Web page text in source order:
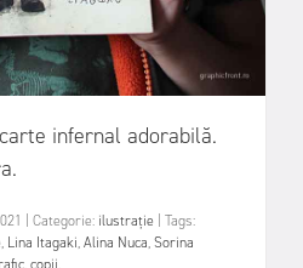
infernal adorabilă.
| Categorie: ilustrație | Tags:
, Lina Itagaki,Alina Nuca,Sorina
,copii,